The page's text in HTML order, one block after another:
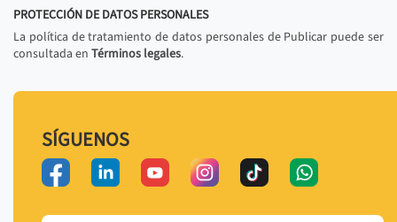
PROTECCIÓN DE DATOS PERSONALES
La política de tratamiento de datos personales de Publicar puede ser
consultada en Términos legales.
SÍGUENOS